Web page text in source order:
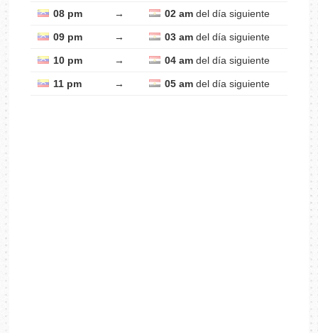
08 pm → 02 am del día siguiente
09 pm → 03 am del día siguiente
10 pm → 04 am del día siguiente
11 pm → 05 am del día siguiente